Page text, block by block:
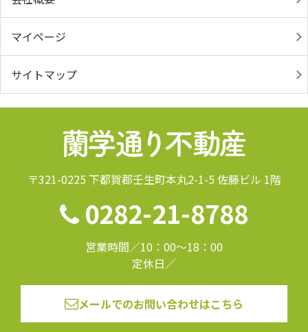
マイページ
サイトマップ
〒321-0225 下都賀郡壬生町本丸2-1-5 佐藤ビル 1階
0282-21-8788
営業時間／10：00～18：00
定休日／
メールでのお問い合わせはこちら